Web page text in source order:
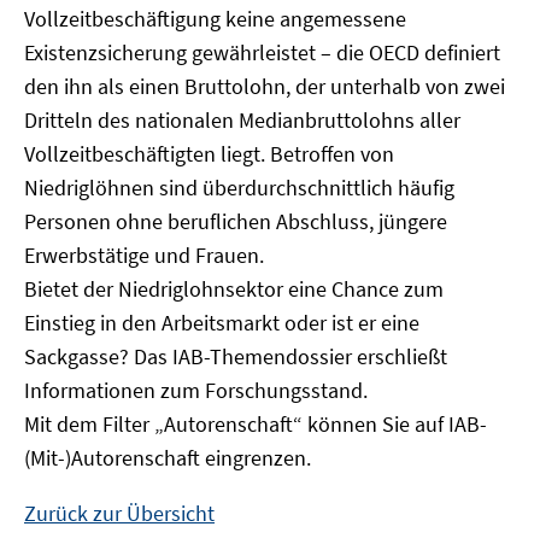
Vollzeitbeschäftigung keine angemessene
Existenzsicherung gewährleistet – die OECD definiert
den ihn als einen Bruttolohn, der unterhalb von zwei
Dritteln des nationalen Medianbruttolohns aller
Vollzeitbeschäftigten liegt. Betroffen von
Niedriglöhnen sind überdurchschnittlich häufig
Personen ohne beruflichen Abschluss, jüngere
Erwerbstätige und Frauen.
Bietet der Niedriglohnsektor eine Chance zum
Einstieg in den Arbeitsmarkt oder ist er eine
Sackgasse? Das IAB-Themendossier erschließt
Informationen zum Forschungsstand.
Mit dem Filter „Autorenschaft“ können Sie auf IAB-
(Mit-)Autorenschaft eingrenzen.
Zurück zur Übersicht